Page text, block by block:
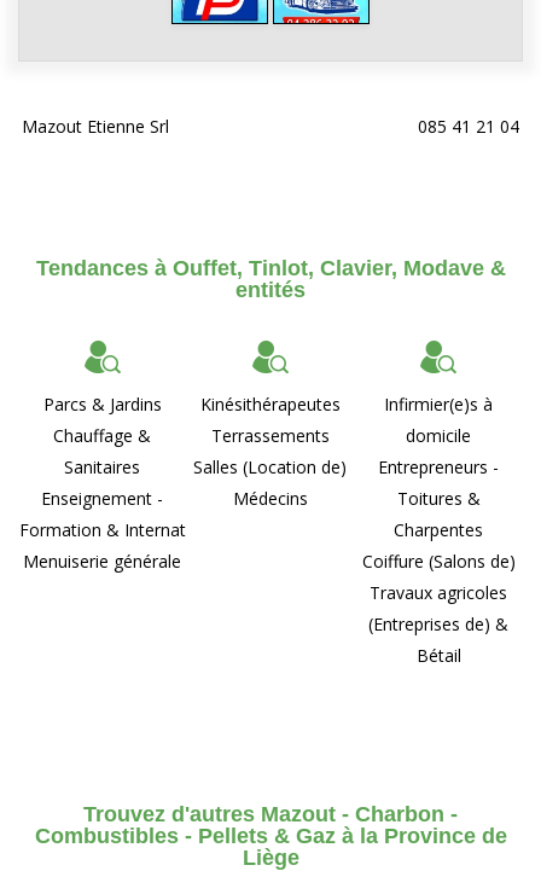
Mazout Etienne Srl 085 41 21 04
Tendances à Ouffet, Tinlot, Clavier, Modave &
entités
Parcs & Jardins
Chauffage &
Sanitaires
Enseignement -
Formation & Internat
Menuiserie générale
Kinésithérapeutes
Terrassements
Salles (Location de)
Médecins
Infirmier(e)s à
domicile
Entrepreneurs -
Toitures &
Charpentes
Coiffure (Salons de)
Travaux agricoles
(Entreprises de) &
Bétail
Trouvez d'autres Mazout - Charbon -
Combustibles - Pellets & Gaz à la Province de
Liège